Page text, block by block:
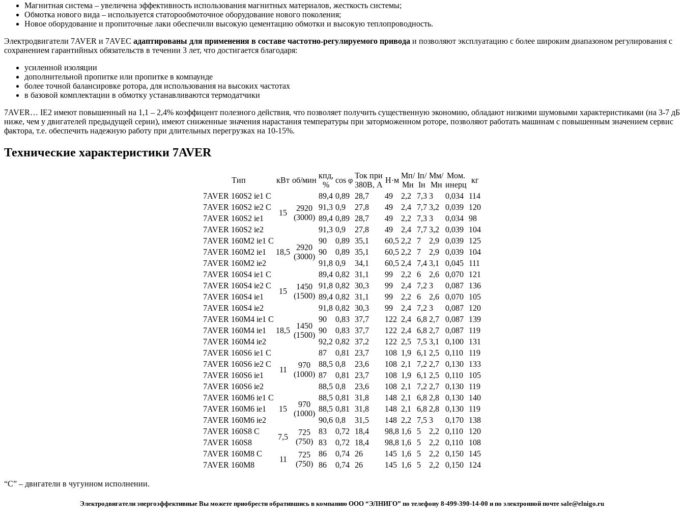
Магнитная система – увеличена эффективность использования магнитных материалов, жесткость системы;
Обмотка нового вида – используется статорообмоточное оборудование нового поколения;
Новое оборудование и пропиточные лаки обеспечили высокую цементацию обмотки и высокую теплопроводность.
Электродвигатели 7AVER и 7AVEC адаптированы для применения в составе частотно-регулируемого привода и позволяют эксплуатацию с более широким диапазоном регулирования с
сохранением гарантийных обязательств в течении 3 лет, что достигается благодаря:
усиленной изоляции
дополнительной пропитке или пропитке в компаунде
более точной балансировке ротора, для использования на высоких частотах
в базовой комплектации в обмотку устанавливаются термодатчики
7AVER… IE2 имеют повышенный на 1,1 – 2,4% коэффицент полезного действия, что позволяет получить существенную экономию, обладают низкими шумовыми характеристиками (на 3-7 дБ
ниже, чем у двигателей предыдущей серии), имеют сниженные значения нарастания температуры при заторможенном роторе, позволяют работать машинам с повышенным значением сервис
фактора, т.е. обеспечить надежную работу при длительных перегрузках на 10-15%.
Технические характеристики 7AVER
Тип кВт об/мин
кпд,
%
cos φ
Ток при
380В, А
Н·м
Мп/
Мн
Iп/
Iн
Мм/
Мн
Мом.
инерц
кг
7AVER 160S2 ie1 C
15
2920
(3000)
89,4 0,89 28,7 49 2,2 7,3 3 0,034
114
7AVER 160S2 ie2 C
91,3 0,9 27,8 49 2,4 7,7 3,2 0,039
120
7AVER 160S2 ie1
89,4 0,89 28,7 49 2,2 7,3 3 0,034 98
7AVER 160S2 ie2
91,3 0,9 27,8 49 2,4 7,7 3,2 0,039
104
7AVER 160M2 ie1 C
18,5
2920
(3000)
90 0,89 35,1 60,5 2,2 7 2,9 0,039
125
7AVER 160М2 ie1
90 0,89 35,1 60,5 2,2 7 2,9 0,039
104
7AVER 160М2 ie2
91,8 0,9 34,1 60,5 2,4 7,4 3,1 0,045
111
7AVER 160S4 ie1 C
15
1450
(1500)
89,4 0,82 31,1 99 2,2 6 2,6 0,070
121
7AVER 160S4 ie2 C
91,8 0,82 30,3 99 2,4 7,2 3 0,087
136
7AVER 160S4 ie1
89,4 0,82 31,1 99 2,2 6 2,6 0,070
105
7AVER 160S4 ie2
91,8 0,82 30,3 99 2,4 7,2 3 0,087
120
7AVER 160М4 ie1 C
18,5
1450
(1500)
90 0,83 37,7 122 2,4 6,8 2,7 0,087
139
7AVER 160М4 ie1
90 0,83 37,7 122 2,4 6,8 2,7 0,087
119
7AVER 160М4 ie2
92,2 0,82 37,2 122 2,5 7,5 3,1 0,100
131
7AVER 160S6 ie1 C
11
970
(1000)
87 0,81 23,7 108 1,9 6,1 2,5 0,110
119
7AVER 160S6 ie2 C
88,5 0,8 23,6 108 2,1 7,2 2,7 0,130
133
7AVER 160S6 ie1
87 0,81 23,7 108 1,9 6,1 2,5 0,110
105
7AVER 160S6 ie2
88,5 0,8 23,6 108 2,1 7,2 2,7 0,130
119
7AVER 160М6 ie1 C
15
970
(1000)
88,5 0,81 31,8 148 2,1 6,8 2,8 0,130
140
7AVER 160М6 ie1
88,5 0,81 31,8 148 2,1 6,8 2,8 0,130
119
7AVER 160М6 ie2
90,6 0,8 31,5 148 2,2 7,5 3 0,170
138
7AVER 160S8 C
7,5
725
(750)
83 0,72 18,4 98,8 1,6 5 2,2 0,110
120
7AVER 160S8
83 0,72 18,4 98,8 1,6 5 2,2 0,110
108
7AVER 160М8 C
11
725
(750)
86 0,74 26 145 1,6 5 2,2 0,150
145
7AVER 160М8
86 0,74 26 145 1,6 5 2,2 0,150 124
“С” – двигатели в чугунном исполнении.
Электродвигатели энергоэффективные Вы можете приобрести обратившись в компанию ООО “ЭЛНИГО” по телефону 8-499-390-14-00 и по электронной почте sale@elnigo.ru